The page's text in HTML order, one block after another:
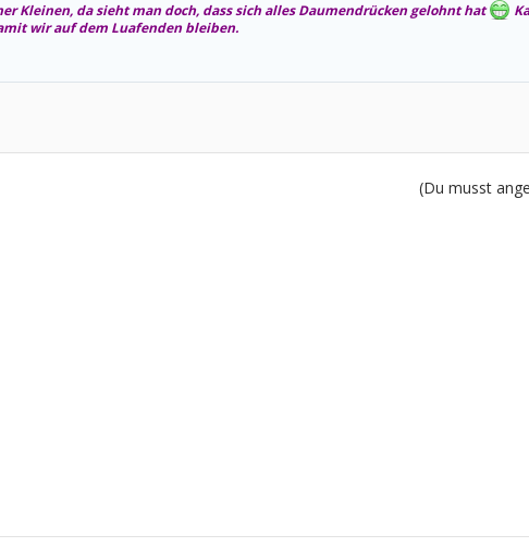
Kleinen, da sieht man doch, dass sich alles Daumendrücken gelohnt hat
wir auf dem Luafenden bleiben.
(Du musst